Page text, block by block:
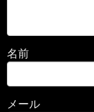
名前
メール